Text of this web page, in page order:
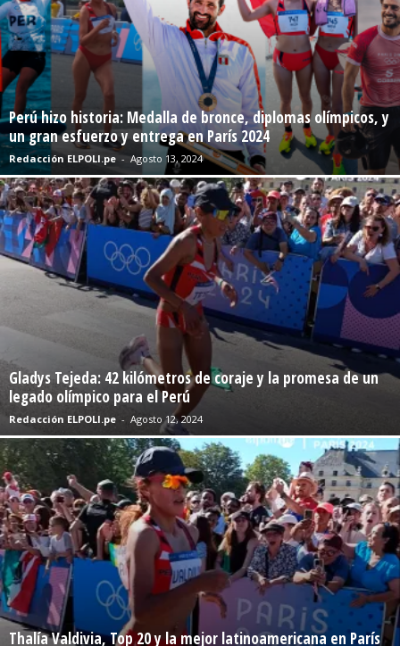
Perú hizo historia: Medalla de bronce, diplomas olímpicos, y
un gran esfuerzo y entrega en París 2024
Redacción ELPOLI.pe - Agosto 13, 2024
Gladys Tejeda: 42 kilómetros de coraje y la promesa de un
legado olímpico para el Perú
Redacción ELPOLI.pe - Agosto 12, 2024
Thalía Valdivia, Top 20 y la mejor latinoamericana en París